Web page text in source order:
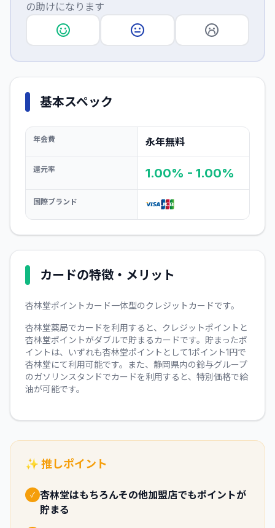
の助けになります
基本スペック
年会費 永年無料
還元率 1.00% - 1.00%
国際ブランド
カードの特徴・メリット
杏林堂ポイントカード一体型のクレジットカードです。
杏林堂薬局でカードを利用すると、クレジットポイントと
杏林堂ポイントがダブルで貯まるカードです。貯まったポ
イントは、いずれも杏林堂ポイントとして1ポイント1円で
杏林堂にて利用可能です。また、静岡県内の鈴与グループ
のガソリンスタンドでカードを利用すると、特別価格で給
油が可能です。
✨ 推しポイント
✓ 杏林堂はもちろんその他加盟店でもポイントが
貯まる